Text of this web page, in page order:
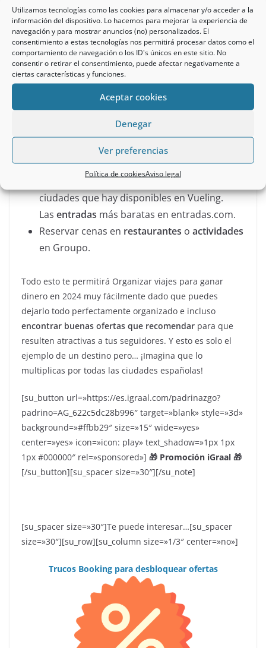
Utilizamos tecnologías como las cookies para almacenar y/o acceder a la
información del dispositivo. Lo hacemos para mejorar la experiencia de
navegación y para mostrar anuncios (no) personalizados. El
consentimiento a estas tecnologías nos permitirá procesar datos como el
comportamiento de navegación o los ID's únicos en este sitio. No
consentir o retirar el consentimiento, puede afectar negativamente a
ciertas características y funciones.
Aceptar cookies
Denegar
Ver preferencias
Política de cookiesAviso legal
👉🎁 iGraal 🎁 regalo de 3€
A través de iGraal podrás recibir comisiones si generas
un enlace de recomendación a miles de tiendas. Por
disfrutar del musical del Rey León y ganar comisiones
hotelesdisponibles cerca de
Gran Vía que existen en Booking.
vuelosmás baratos de diferentes
ciudades que hay disponibles en Vueling.
Las entradas más baratas en entradas.com.
Reservar cenas en restaurantes o actividades
en Groupo.
Todo esto te permitirá Organizar viajes para ganar
dinero en 2024 muy fácilmente dado que puedes
dejarlo todo perfectamente organizado e incluso
encontrar buenas ofertas que recomendar para que
resulten atractivas a tus seguidores. Y esto es solo el
ejemplo de un destino pero… ¡Imagina que lo
multiplicas por todas las ciudades españolas!
[su_button url=»https://es.igraal.com/padrinazgo?
padrino=AG_622c5dc28b996″ target=»blank» style=»3d»
background=»#ffbb29″ size=»15″ wide=»yes»
center=»yes» icon=»icon: play» text_shadow=»1px 1px
1px #000000″ rel=»sponsored»] 🎁 Promoción iGraal 🎁
[/su_button][su_spacer size=»30″][/su_note]
[su_spacer size=»30″]Te puede interesar…[su_spacer
size=»30″][su_row][su_column size=»1/3″ center=»no»]
Trucos Booking para desbloquear ofertas